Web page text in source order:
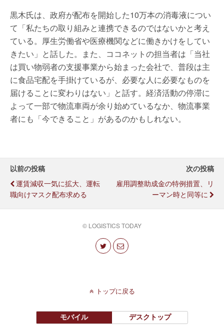
黒木氏は、政府が配布を開始した10万本の消毒液につい
て「私たちの取り組みと連携できるのではないかと考え
ている。厚生労働省や医療機関などに働きかけをしてい
きたい」と話した。また、ココネットの担当者は「当社
は買い物弱者の支援事業から始まった会社で、普段は主
に食品宅配を手掛けているが、必要な人に必要なものを
届けることに変わりはない」と話す。経済活動の停滞に
よって一部で物流車両が余り始めているなか、物流事業
者にも「今できること」があるのかもしれない。
以前の投稿
運賃減収一気に拡大、運転
職向けマスク配布求める
次の投稿
雇用調整助成金の特例措置、リ
ーマン時と同等に
© LOGISTICS TODAY
トップに戻る
モバイル デスクトップ